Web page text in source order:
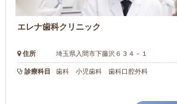
エレナ歯科クリニック
住所 埼玉県入間市下藤沢６３４－１
診療科目 歯科 小児歯科 歯科口腔外科